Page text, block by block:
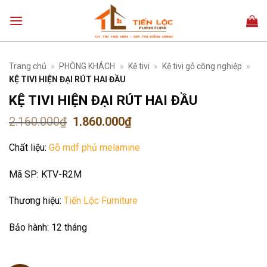
qua
Trang chủ » PHÒNG KHÁCH » Kệ tivi » Kệ tivi gỗ công nghiệp »
KỆ TIVI HIỆN ĐẠI RÚT HAI ĐẦU
KỆ TIVI HIỆN ĐẠI RÚT HAI ĐẦU
2.160.000₫ Giá
gốc
2.160.000₫.
1.860.000₫Giá
là:
Chất liệu: Gỗ mdf phủ melamine
Mã SP: KTV-R2M
Thương hiệu: Tiến Lộc Furniture
Bảo hành: 12 tháng